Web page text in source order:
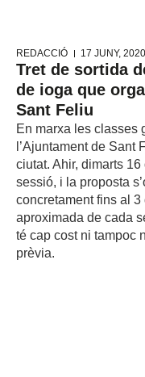
REDACCIÓ 17 JUNY, 2020
Tret de sortida
de ioga que
Sant Feliu
En marxa les classes
l’Ajuntament de
ciutat. Ahir, dimarts
sessió, i la proposta
concretament fins al
aproximada de cada
té cap cost ni tampoc
prèvia.